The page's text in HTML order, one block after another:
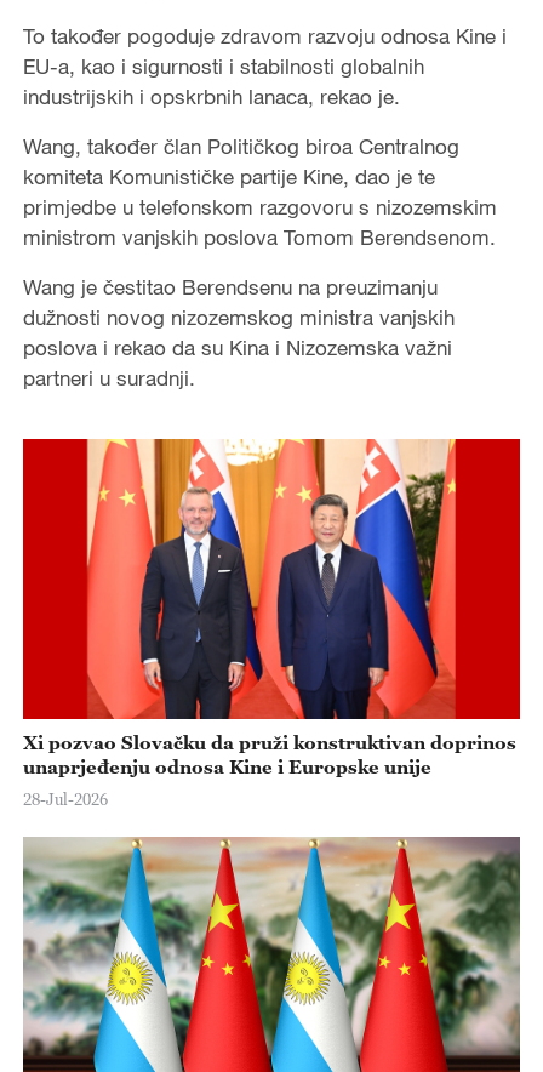
To također pogoduje zdravom razvoju odnosa Kine i
EU-a, kao i sigurnosti i stabilnosti globalnih
industrijskih i opskrbnih lanaca, rekao je.
Wang, također član Političkog biroa Centralnog
komiteta Komunističke partije Kine, dao je te
primjedbe u telefonskom razgovoru s nizozemskim
ministrom vanjskih poslova Tomom Berendsenom.
Wang je čestitao Berendsenu na preuzimanju
dužnosti novog nizozemskog ministra vanjskih
poslova i rekao da su Kina i Nizozemska važni
partneri u suradnji.
Xi pozvao Slovačku da pruži konstruktivan doprinos
unaprjeđenju odnosa Kine i Europske unije
28-Jul-2026